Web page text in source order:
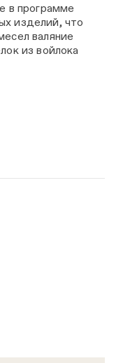
в программе
изделий, что
валяние
из войлока